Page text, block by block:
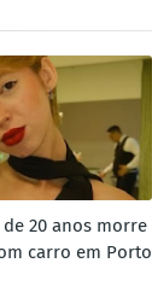
20 anos morre
carro em Porto